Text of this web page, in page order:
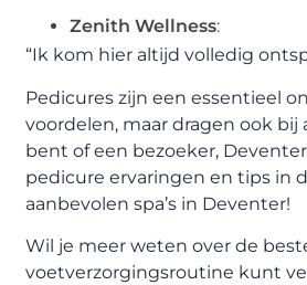
Zenith Wellness:
“Ik kom hier altijd volledig
Pedicures zijn een essentieel
voordelen, maar dragen ook
bent of een bezoeker,
pedicure ervaringen en tips in
aanbevolen spa’s in Deventer!
Wil je meer weten over de
voetverzorgingsroutine kunt